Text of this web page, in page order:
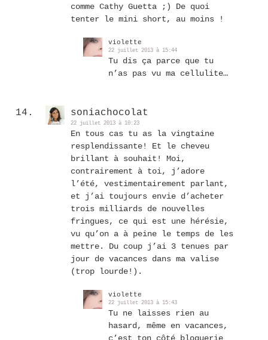
comme Cathy Guetta ;) De quoi
tenter le mini short, au moins !
violette
22 juillet 2013 à 15:44
Tu dis ça parce que tu
n’as pas vu ma cellulite…
soniachocolat
22 juillet 2013 à 10:23
En tous cas tu as la vingtaine
resplendissante! Et le cheveu
brillant à souhait! Moi,
contrairement à toi, j’adore
l’été, vestimentairement parlant,
et j’ai toujours envie d’acheter
trois milliards de nouvelles
fringues, ce qui est une hérésie,
vu qu’on a à peine le temps de les
mettre. Du coup j’ai 3 tenues par
jour de vacances dans ma valise
(trop lourde!).
violette
22 juillet 2013 à 15:43
Tu ne laisses rien au
hasard, même en vacances,